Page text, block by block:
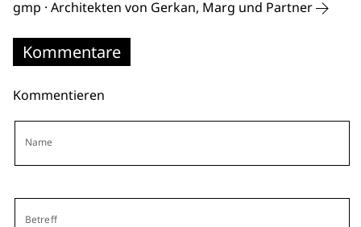
gmp · Architekten von Gerkan, Marg und Partner
Kommentare
Kommentieren
Name
Betreff